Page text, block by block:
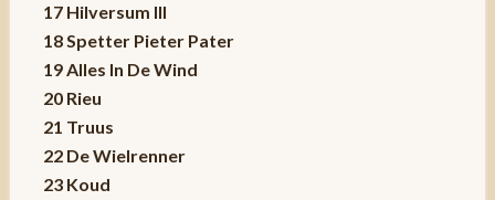
17 Hilversum III
18 Spetter Pieter Pater
19 Alles In De Wind
20 Rieu
21 Truus
22 De Wielrenner
23 Koud